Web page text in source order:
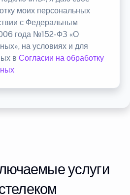
моих персональных
с Федеральным
года №152-ФЗ «О
на условиях и для
в Согласии на обработку
услуги